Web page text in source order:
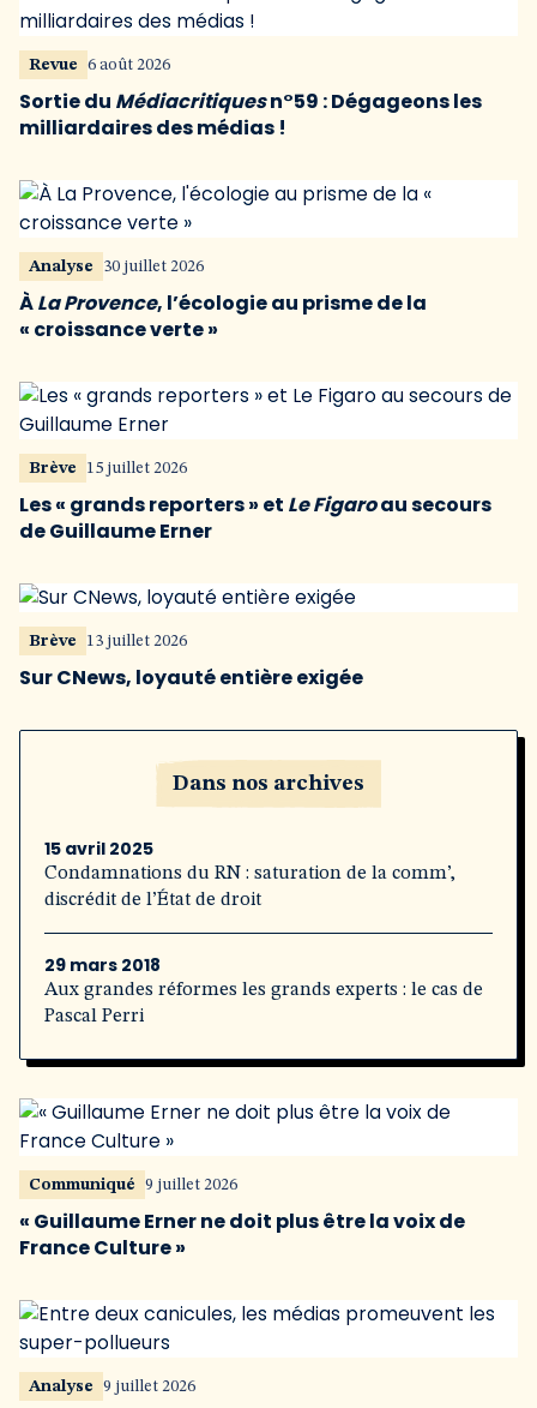
Revue 6 août 2026
Sortie du Médiacritiquesn°59 : Dégageons les
milliardaires des médias !
Analyse 30 juillet 2026
ÀLa Provence, l’écologie au prisme de la
« croissance verte »
Brève 15 juillet 2026
Les « grands reporters » et Le Figaroau secours
de Guillaume Erner
Brève 13 juillet 2026
Sur CNews, loyauté entière exigée
Dans nos archives
15 avril 2025
Condamnations du RN : saturation de la comm’,
discrédit de l’État de droit
29 mars 2018
Aux grandes réformes les grands experts : le cas de
Pascal Perri
Communiqué 9 juillet 2026
« Guillaume Erner ne doit plus être la voix de
France Culture »
Analyse 9 juillet 2026